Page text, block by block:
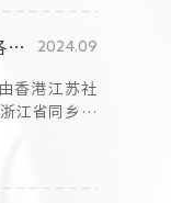
在医学科研
研究成果转
获得先进诊
纽。
香港苏浙沪各界人士庆祝中华人民共和国成立七十五周年晚宴在香港举行 郑翔玲、谢承润出席 2024.09
香港江苏社
江省同乡会
苏、浙、沪